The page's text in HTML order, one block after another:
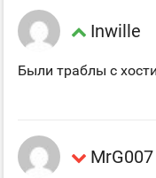
Inwille
Были траблы с
MrG007